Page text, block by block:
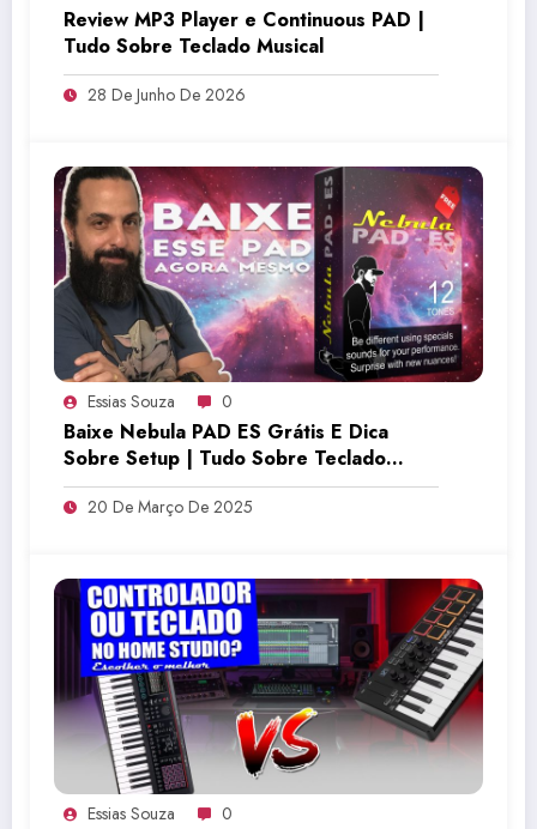
Review MP3 Player e Continuous PAD |
Tudo Sobre Teclado Musical
28 De Junho De 2026
Essias Souza 0
Baixe Nebula PAD ES Grátis E Dica
Sobre Setup | Tudo Sobre Teclado
Musical
20 De Março De 2025
Essias Souza 0